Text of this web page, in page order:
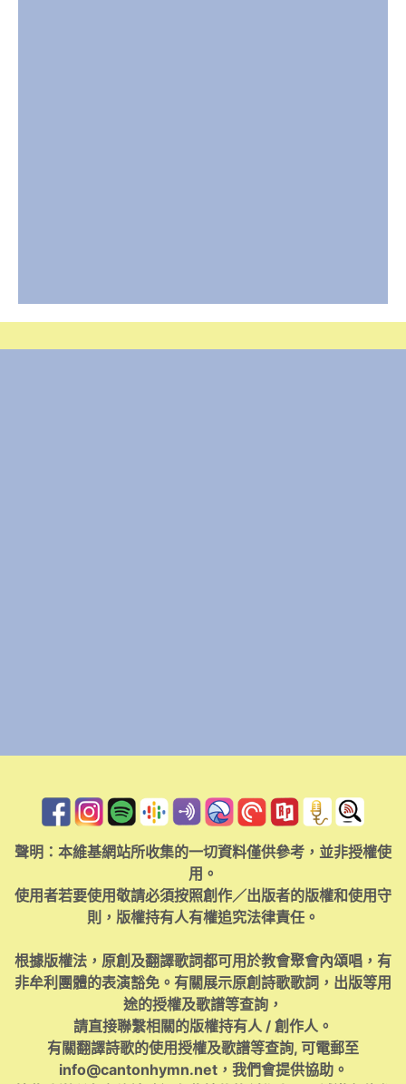
聲明：本維基網站所收集的一切資料僅供參考，並非授權使
用。
使用者若要使用敬請必須按照創作／出版者的版權和使用守
則，版權持有人有權追究法律責任。
根據版權法，原創及翻譯歌詞都可用於教會聚會內頌唱，有
非牟利團體的表演豁免。有關展示原創詩歌歌詞，出版等用
途的授權及歌譜等查詢，
請直接聯繫相關的版權持有人 / 創作人。
有關翻譯詩歌的使用授權及歌譜等查詢, 可電郵至
info@cantonhymn.net，我們會提供協助。